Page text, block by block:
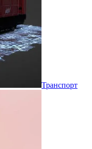
Транспорт